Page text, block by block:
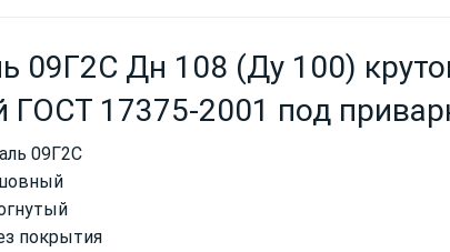
09Г2С Дн 108 (Ду 100)
17375-2001 под
09Г2С
покрытия